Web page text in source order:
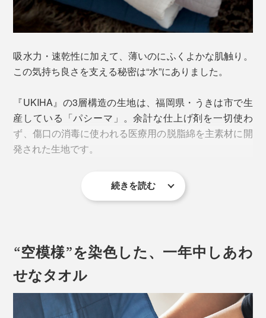
中綿には、短い繊維がホコリの原因になることから、繊
維の長い綿だけを使用。
表面のガーゼ生地は、通常のタオルの約1/2の細さの糸
で平織りにし、キルティングの針目も増やすことで、洗
吸水力・速乾性に加えて、薄いのにふくよかな肌触り。
この気持ち良さを支える秘密は“水”にありました。
『UKIHA』の3層構造の生地は、福岡県・うきは市で生
産している「パシーマ」。余計な仕上げ剤を一切使わ
ず、傷口の消毒に使われる医療用の脱脂綿を主素材に開
発された生地です。
続きを読む
“空模様”を染色した、一年中しあわ
せなタオル